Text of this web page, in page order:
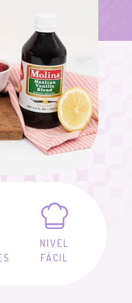
NIVEL
FÁCIL